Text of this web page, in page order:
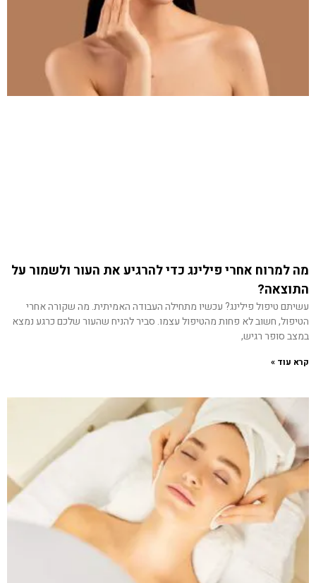
מה למרוח אחרי פילינג כדי להרגיע את העור ולשמור על
התוצאה?
עשיתם טיפול פילינג? עכשיו מתחילה העבודה האמיתית. מה שקורה אחרי
הטיפול, חשוב לא פחות מהטיפול עצמו. סביר להניח שהעור שלכם כרגע נמצא
במצב סופר רגיש,
קרא עוד »